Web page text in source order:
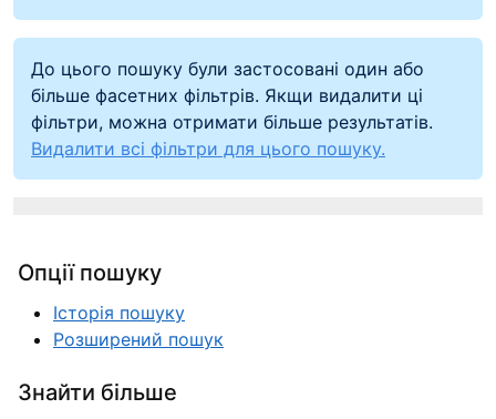
До цього пошуку були застосовані один або
більше фасетних фільтрів. Якщи видалити ці
фільтри, можна отримати більше результатів.
Видалити всі фільтри для цього пошуку.
Опції пошуку
Історія пошуку
Розширений пошук
Знайти більше